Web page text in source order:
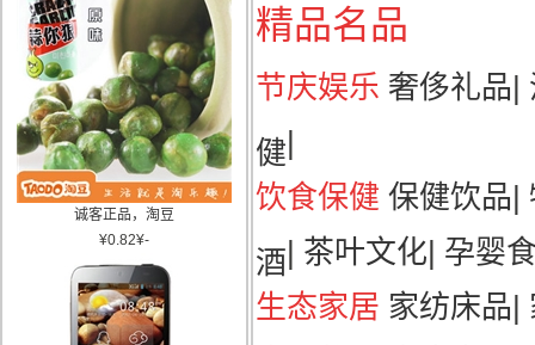
诚客正品，淘豆
¥0.82¥-
精品名品
节庆娱乐 奢侈礼品|
健|
饮食保健 保健饮品|
酒| 茶叶文化| 孕婴
生态家居 家纺床品|